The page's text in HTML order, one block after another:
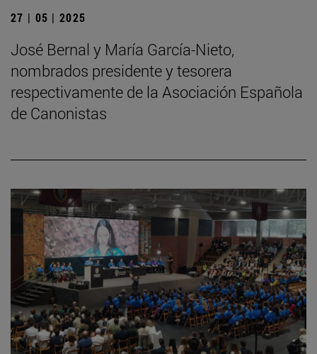
27 | 05 | 2025
José Bernal y María García-Nieto,
nombrados presidente y tesorera
respectivamente de la Asociación Española
de Canonistas